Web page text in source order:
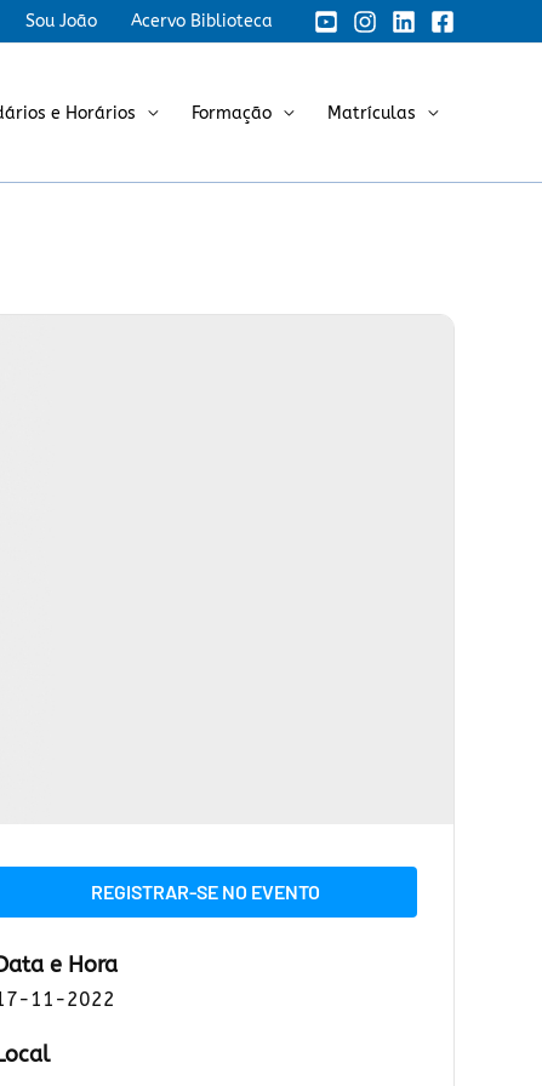
Sou João Acervo Biblioteca
e Horários Formação Matrículas
REGISTRAR-SE NO EVENTO
e Hora
11-2022